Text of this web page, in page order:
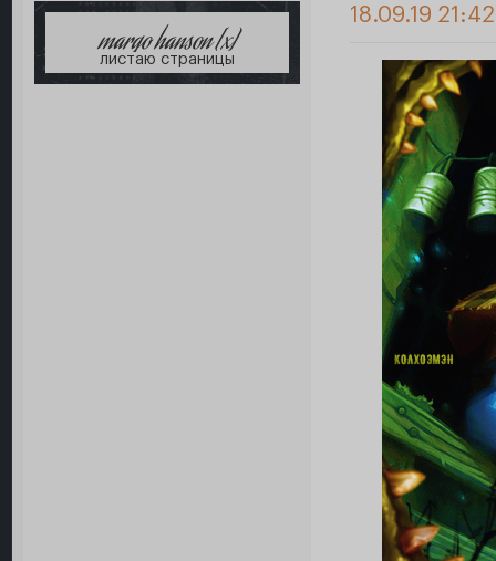
margo hanson [x]
листаю страницы
18.09.19